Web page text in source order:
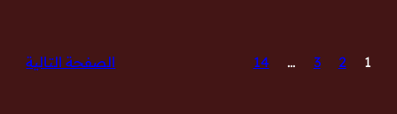
1
2
3
…
14 الصفحة التالية